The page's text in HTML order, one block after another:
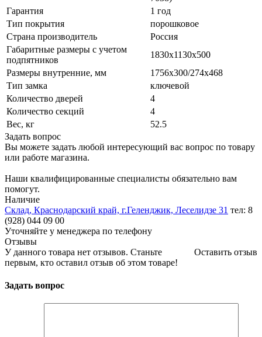
Гарантия
1 год
Тип покрытия
порошковое
Страна производитель
Россия
Габаритные размеры с учетом
подпятников
1830x1130x500
Размеры внутренние, мм
1756x300/274x468
Тип замка
ключевой
Количество дверей
4
Количество секций
4
Вес, кг
52.5
Задать вопрос
Вы можете задать любой интересующий вас вопрос по товару
или работе магазина.
Наши квалифицированные специалисты обязательно вам
помогут.
Наличие
Склад, Краснодарский край, г.Геленджик, Леселидзе 31 тел: 8
(928) 044 09 00
Уточняйте у менеджера по телефону
Отзывы
Оставить отзыв
У данного товара нет отзывов. Станьте
первым, кто оставил отзыв об этом товаре!
Задать вопрос